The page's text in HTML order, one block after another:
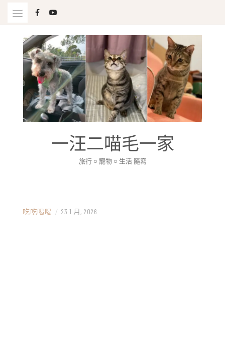
一汪二喵毛一家
旅行 ○ 寵物 ○ 生活 隨寫
吃吃喝喝 / 23 1 月, 2026